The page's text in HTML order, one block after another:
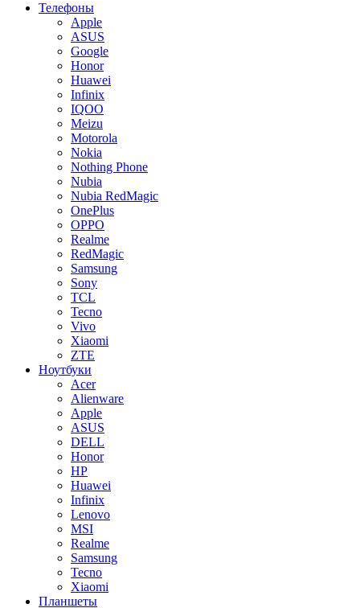
Телефоны
Apple
ASUS
Google
Honor
Huawei
Infinix
IQOO
Meizu
Motorola
Nokia
Nothing Phone
Nubia
Nubia RedMagic
OnePlus
OPPO
Realme
RedMagic
Samsung
Sony
TCL
Tecno
Vivo
Xiaomi
ZTE
Ноутбуки
Acer
Alienware
Apple
ASUS
DELL
Honor
HP
Huawei
Infinix
Lenovo
MSI
Realme
Samsung
Tecno
Xiaomi
Планшеты